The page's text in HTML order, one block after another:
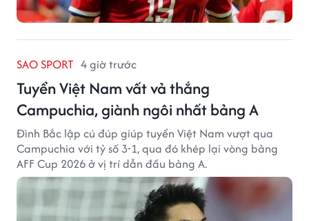
SAO SPORT 4 giờ trước
Tuyển Việt Nam vất vả thắng
Campuchia, giành ngôi nhất bảng A
Đình Bắc lập cú đúp giúp tuyển Việt Nam vượt qua
Campuchia với tỷ số 3-1, qua đó khép lại vòng bảng
AFF Cup 2026 ở vị trí dẫn đầu bảng A.